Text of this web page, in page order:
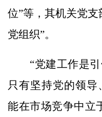
位”等，其机关党
党组织”。
“党建工作是引
只有坚持党的领
能在市场竞争中立